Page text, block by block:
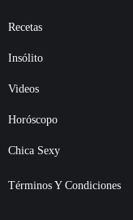
Recetas
Insólito
Videos
Horóscopo
Chica Sexy
Términos Y Condiciones